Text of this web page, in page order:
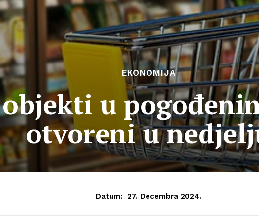
EKONOMIJA
u
otvoreni u
Datum: 27. Decembra 2024.